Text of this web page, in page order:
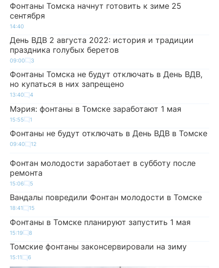
Фонтаны Томска начнут готовить к зиме 25
сентября
14:40
День ВДВ 2 августа 2022: история и традиции
праздника голубых беретов
09:00 3
Фонтаны Томска не будут отключать в День ВДВ,
но купаться в них запрещено
13:40 4
Мэрия: фонтаны в Томске заработают 1 мая
15:55 1
Фонтаны не будут отключать в День ВДВ в Томске
09:40 12
Фонтан молодости заработает в субботу после
ремонта
15:06 5
Вандалы повредили Фонтан молодости в Томске
18:41 15
Фонтаны в Томске планируют запустить 1 мая
15:19 8
Томские фонтаны законсервировали на зиму
15:11 6